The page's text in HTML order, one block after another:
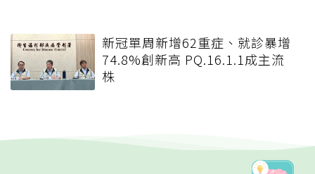
新冠單周新增62重症、就診暴增
74.8%創新高 PQ.16.1.1成主流
株